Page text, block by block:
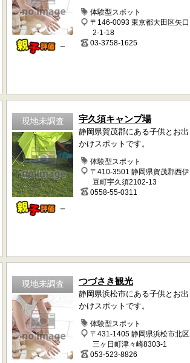
－
体験型スポット
〒146-0093 東京都大田区矢口
2-1-18
03-3758-1625
現地未調査
－
宇久須キャンプ場
静岡県賀茂郡にある子供とお出
かけスポットです。
体験型スポット
〒410-3501 静岡県賀茂郡西伊
豆町宇久須2102-13
0558-55-0311
現地未調査 つづさき観光
静岡県浜松市にある子供とお出
かけスポットです。
体験型スポット
〒431-1405 静岡県浜松市北区
三ヶ日町津々崎8303-1
053-523-8826